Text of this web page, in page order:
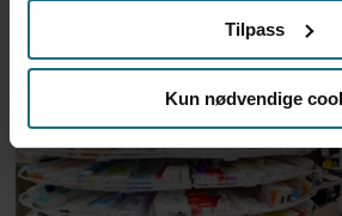
Tilpass
Kun nødvendige